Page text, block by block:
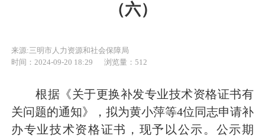
（六）
来源:三明市人力资源和社会保障局
时间：2024-09-20 18:29
浏览量：512
根据《关于更换补发专业技术资格证书有
关问题的通知》，拟为黄小萍等4位同志申请补
办专业技术资格证书，现予以公示。公示期